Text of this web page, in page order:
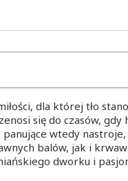
dla której tło
się do czasów, gdy
panujące wtedy
balów, jak i
dworku i